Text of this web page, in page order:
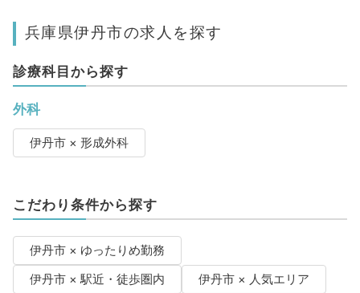
兵庫県伊丹市の求人を探す
診療科目から探す
外科
伊丹市 × 形成外科
こだわり条件から探す
伊丹市 × ゆったりめ勤務
伊丹市 × 駅近・徒歩圏内
伊丹市 × 人気エリア